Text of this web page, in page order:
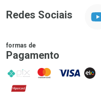
Redes Sociais
formas de
Pagamento
PIX MasterCard
VISA ELO
Hipercard